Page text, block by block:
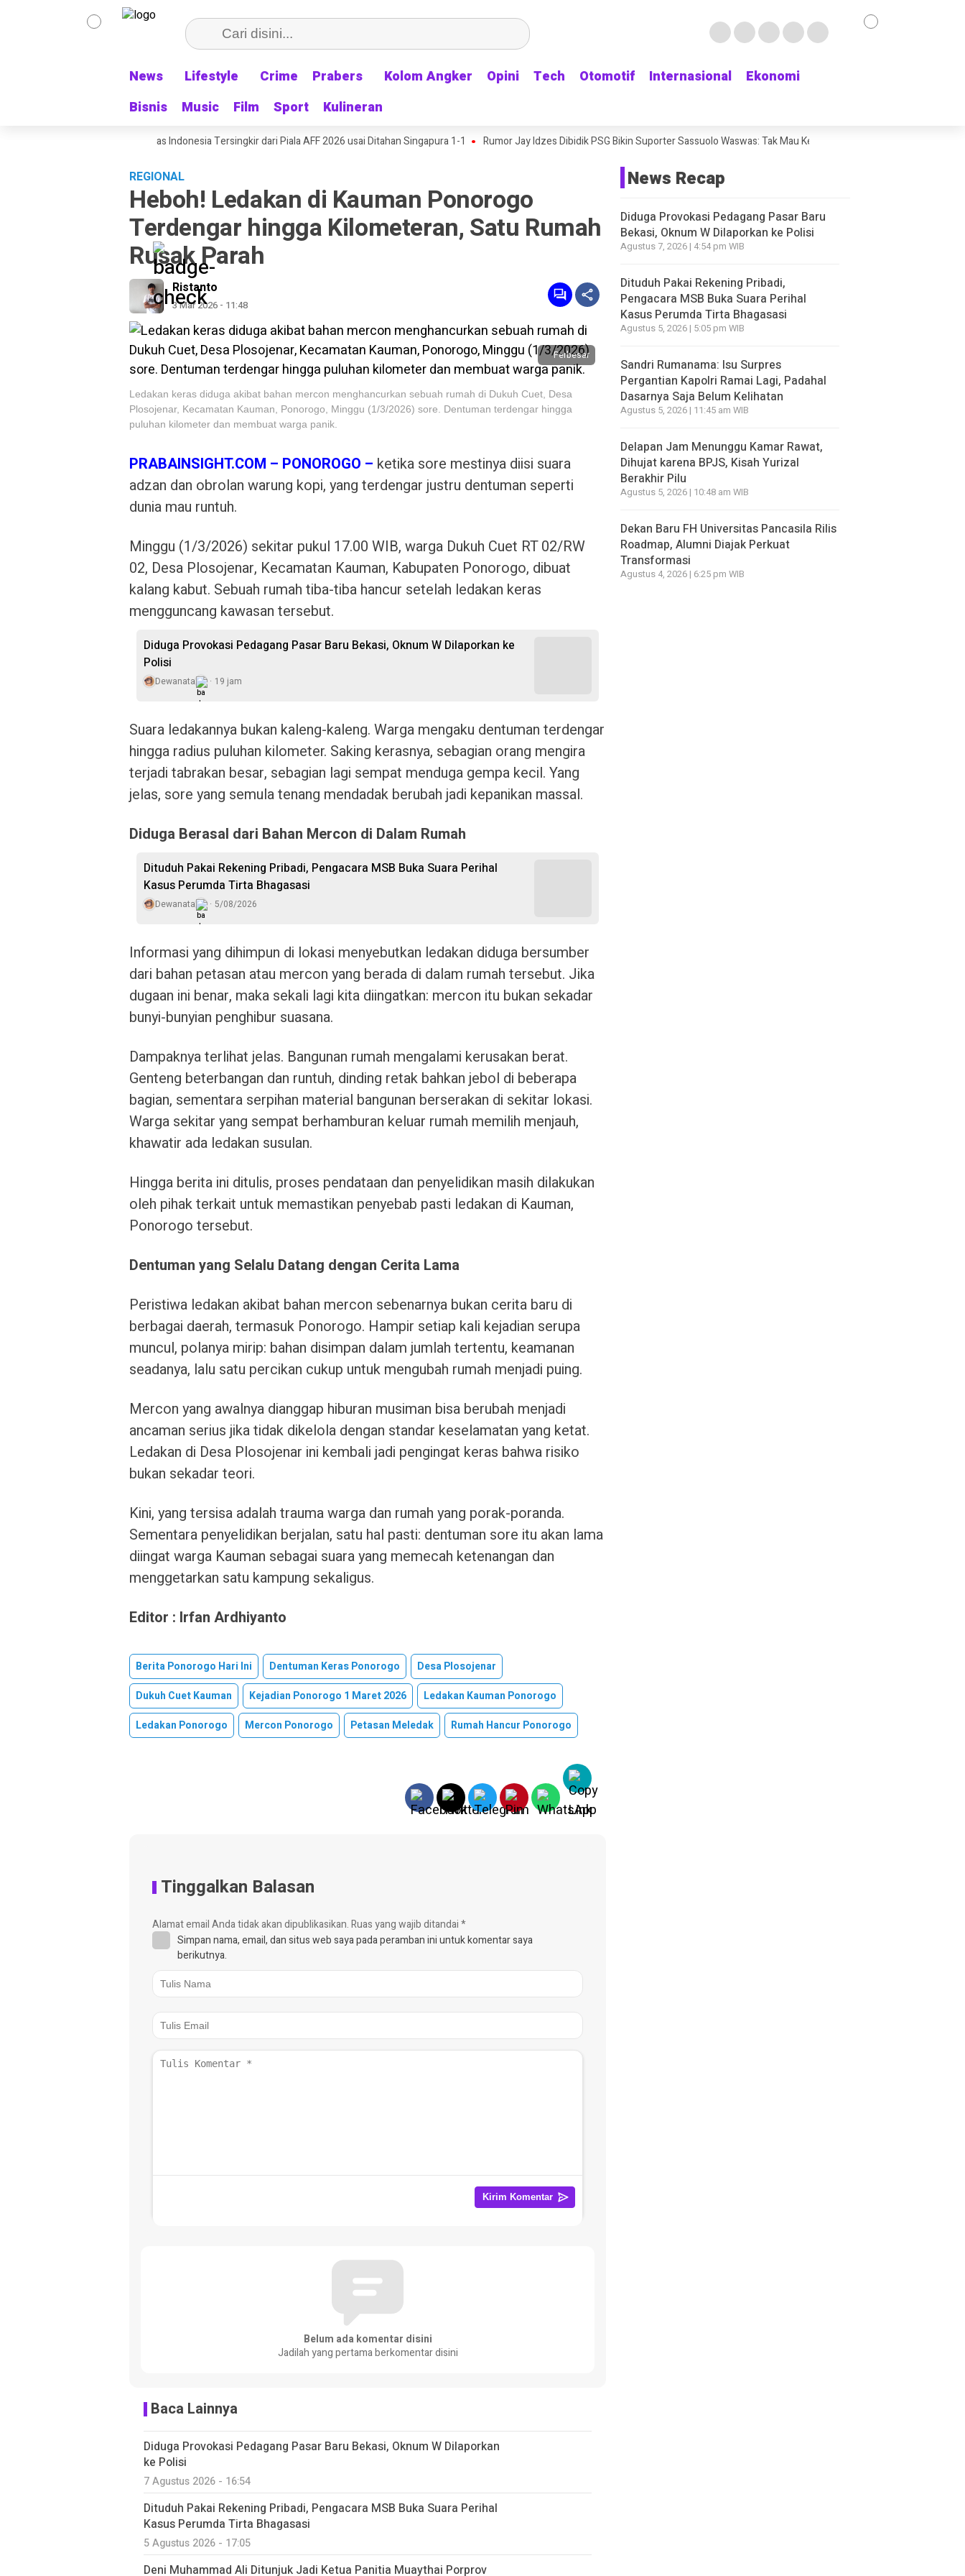
News Lifestyle Crime Prabers Kolom Angker Opini Tech Otomotif Internasional
Ekonomi
Bisnis
Music Film Sport Kulineran
News Lifestyle Crime Prabers Kolom Angker Opini Tech Otomotif Internasional
Ekonomi
Bisnis
Music Film Sport Kulineran
Pulang Kampung: Timnas Indonesia Tersingkir dari Piala AFF 2026 usai Ditahan Singapura 1-1 Rumor Jay Idzes Dibidik PSG Bikin Suporter Sassuolo Waswas: Tak Mau Kehilangan Bek Andalan
REGIONAL
Heboh! Ledakan di Kauman Ponorogo
Terdengar hingga Kilometeran, Satu Rumah
Rusak Parah
Ristanto
3 Mar 2026 - 11:48
Perbesar
Ledakan keras diduga akibat bahan mercon menghancurkan sebuah rumah di Dukuh Cuet, Desa
Plosojenar, Kecamatan Kauman, Ponorogo, Minggu (1/3/2026) sore. Dentuman terdengar hingga
puluhan kilometer dan membuat warga panik.
PRABAINSIGHT.COM – PONOROGO – ketika sore mestinya diisi suara
adzan dan obrolan warung kopi, yang terdengar justru dentuman seperti
dunia mau runtuh.
Minggu (1/3/2026) sekitar pukul 17.00 WIB, warga Dukuh Cuet RT 02/RW
02, Desa Plosojenar, Kecamatan Kauman, Kabupaten Ponorogo, dibuat
kalang kabut. Sebuah rumah tiba-tiba hancur setelah ledakan keras
mengguncang kawasan tersebut.
Diduga Provokasi Pedagang Pasar Baru Bekasi, Oknum W Dilaporkan ke
Polisi
Dewanata 19 jam
Suara ledakannya bukan kaleng-kaleng. Warga mengaku dentuman terdengar
hingga radius puluhan kilometer. Saking kerasnya, sebagian orang mengira
terjadi tabrakan besar, sebagian lagi sempat menduga gempa kecil. Yang
jelas, sore yang semula tenang mendadak berubah jadi kepanikan massal.
Diduga Berasal dari Bahan Mercon di Dalam Rumah
Dituduh Pakai Rekening Pribadi, Pengacara MSB Buka Suara Perihal
Kasus Perumda Tirta Bhagasasi
Dewanata 5/08/2026
Informasi yang dihimpun di lokasi menyebutkan ledakan diduga bersumber
dari bahan petasan atau mercon yang berada di dalam rumah tersebut. Jika
dugaan ini benar, maka sekali lagi kita diingatkan: mercon itu bukan sekadar
bunyi-bunyian penghibur suasana.
Dampaknya terlihat jelas. Bangunan rumah mengalami kerusakan berat.
Genteng beterbangan dan runtuh, dinding retak bahkan jebol di beberapa
bagian, sementara serpihan material bangunan berserakan di sekitar lokasi.
Warga sekitar yang sempat berhamburan keluar rumah memilih menjauh,
khawatir ada ledakan susulan.
Hingga berita ini ditulis, proses pendataan dan penyelidikan masih dilakukan
oleh pihak terkait untuk memastikan penyebab pasti ledakan di Kauman,
Ponorogo tersebut.
Dentuman yang Selalu Datang dengan Cerita Lama
Peristiwa ledakan akibat bahan mercon sebenarnya bukan cerita baru di
berbagai daerah, termasuk Ponorogo. Hampir setiap kali kejadian serupa
muncul, polanya mirip: bahan disimpan dalam jumlah tertentu, keamanan
seadanya, lalu satu percikan cukup untuk mengubah rumah menjadi puing.
Mercon yang awalnya dianggap hiburan musiman bisa berubah menjadi
ancaman serius jika tidak dikelola dengan standar keselamatan yang ketat.
Ledakan di Desa Plosojenar ini kembali jadi pengingat keras bahwa risiko
bukan sekadar teori.
Kini, yang tersisa adalah trauma warga dan rumah yang porak-poranda.
Sementara penyelidikan berjalan, satu hal pasti: dentuman sore itu akan lama
diingat warga Kauman sebagai suara yang memecah ketenangan dan
menggetarkan satu kampung sekaligus.
Editor : Irfan Ardhiyanto
Berita Ponorogo Hari Ini Dentuman Keras Ponorogo
Desa Plosojenar
Dukuh Cuet Kauman
Kejadian Ponorogo 1 Maret 2026
Ledakan Kauman Ponorogo
Ledakan Ponorogo
Mercon Ponorogo Petasan Meledak Rumah Hancur Ponorogo
Tinggalkan Balasan
Alamat email Anda tidak akan dipublikasikan.Ruas yang wajib ditandai*
Simpan nama, email, dan situs web saya pada peramban ini untuk komentar saya
berikutnya.
Belum ada komentar disini
Jadilah yang pertama berkomentar disini
Baca Lainnya
Diduga Provokasi Pedagang Pasar Baru Bekasi, Oknum W Dilaporkan
ke Polisi
7 Agustus 2026 - 16:54
Dituduh Pakai Rekening Pribadi, Pengacara MSB Buka Suara Perihal
Kasus Perumda Tirta Bhagasasi
5 Agustus 2026 - 17:05
Deni Muhammad Ali Ditunjuk Jadi Ketua Panitia Muaythai Porprov
News Recap
Diduga Provokasi Pedagang Pasar Baru
Bekasi, Oknum W Dilaporkan ke Polisi
Agustus 7, 2026 | 4:54 pm WIB
Dituduh Pakai Rekening Pribadi,
Pengacara MSB Buka Suara Perihal
Kasus Perumda Tirta Bhagasasi
Agustus 5, 2026 | 5:05 pm WIB
Sandri Rumanama: Isu Surpres
Pergantian Kapolri Ramai Lagi, Padahal
Dasarnya Saja Belum Kelihatan
Agustus 5, 2026 | 11:45 am WIB
Delapan Jam Menunggu Kamar Rawat,
Dihujat karena BPJS, Kisah Yurizal
Berakhir Pilu
Agustus 5, 2026 | 10:48 am WIB
Dekan Baru FH Universitas Pancasila Rilis
Roadmap, Alumni Diajak Perkuat
Transformasi
Agustus 4, 2026 | 6:25 pm WIB